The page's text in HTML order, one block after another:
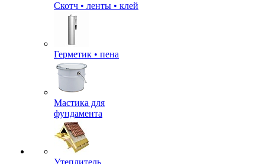
Скотч • ленты • клей
Герметик • пена
Мастика для
фундамента
Утеплитель